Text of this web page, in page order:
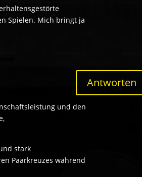
Spielen. Mich bringt ja
und den
stark
Paarkreuzes während
Antworten